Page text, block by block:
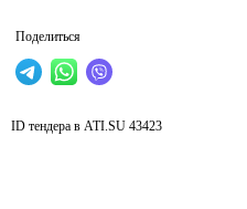
Поделиться
ID тендера в ATI.SU 43423